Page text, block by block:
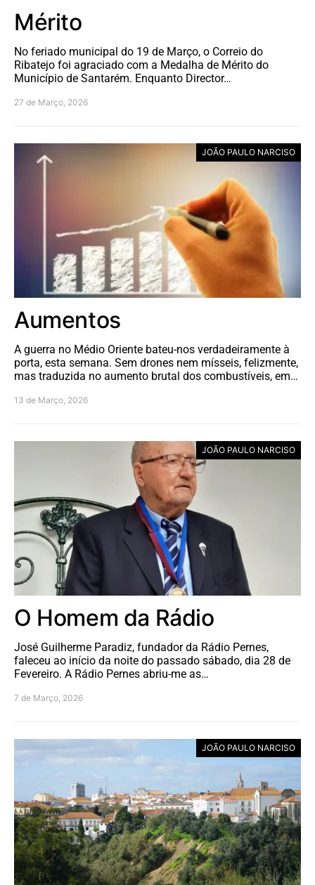
Mérito
No feriado municipal do 19 de Março, o Correio do
Ribatejo foi agraciado com a Medalha de Mérito do
Município de Santarém. Enquanto Director…
27 de Março, 2026
JOÃO PAULO NARCISO
Aumentos
A guerra no Médio Oriente bateu-nos verdadeiramente à
porta, esta semana. Sem drones nem mísseis, felizmente,
mas traduzida no aumento brutal dos combustíveis, em…
13 de Março, 2026
JOÃO PAULO NARCISO
O Homem da Rádio
José Guilherme Paradiz, fundador da Rádio Pernes,
faleceu ao início da noite do passado sábado, dia 28 de
Fevereiro. A Rádio Pernes abriu-me as…
7 de Março, 2026
JOÃO PAULO NARCISO